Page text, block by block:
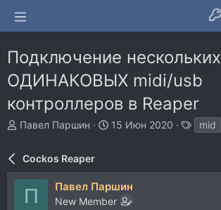
Подключение нескольких
ОДИНАКОВЫХ midi/usb
контроллеров в Reaper
А
о
р
Павел Паршин
Д
а
ч
15 Июн 2020
е
mid
Cockos Reaper
П Павел Паршин
New Member